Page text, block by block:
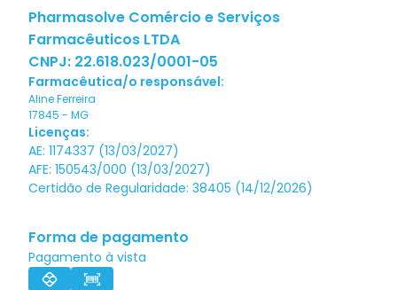
Pharmasolve Comércio e Serviços
Farmacêuticos LTDA
CNPJ: 22.618.023/0001-05
Farmacêutica/o responsável:
Aline Ferreira
17845 - MG
Licenças:
AE: 1174337 (13/03/2027)
AFE: 150543/000 (13/03/2027)
Certidão de Regularidade: 38405 (14/12/2026)
Forma de pagamento
Pagamento à vista